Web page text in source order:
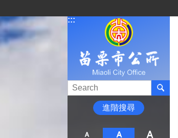
:::
進階搜尋